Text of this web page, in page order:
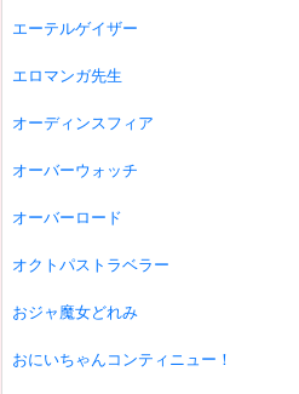
エーテルゲイザー
エロマンガ先生
オーディンスフィア
オーバーウォッチ
オーバーロード
オクトパストラベラー
おジャ魔女どれみ
おにいちゃんコンティニュー！